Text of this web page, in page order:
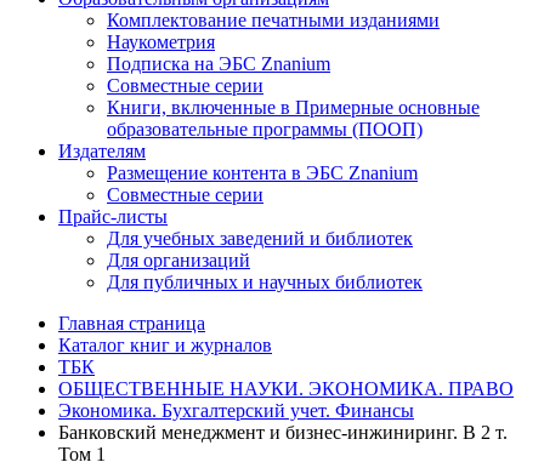
Комплектование печатными изданиями
Наукометрия
Подписка на ЭБС Znanium
Совместные серии
Книги, включенные в Примерные основные
образовательные программы (ПООП)
Издателям
Размещение контента в ЭБС Znanium
Совместные серии
Прайс-листы
Для учебных заведений и библиотек
Для организаций
Для публичных и научных библиотек
Главная страница
Каталог книг и журналов
ТБК
ОБЩЕСТВЕННЫЕ НАУКИ. ЭКОНОМИКА. ПРАВО
Экономика. Бухгалтерский учет. Финансы
Банковский менеджмент и бизнес-инжиниринг. В 2 т.
Том 1